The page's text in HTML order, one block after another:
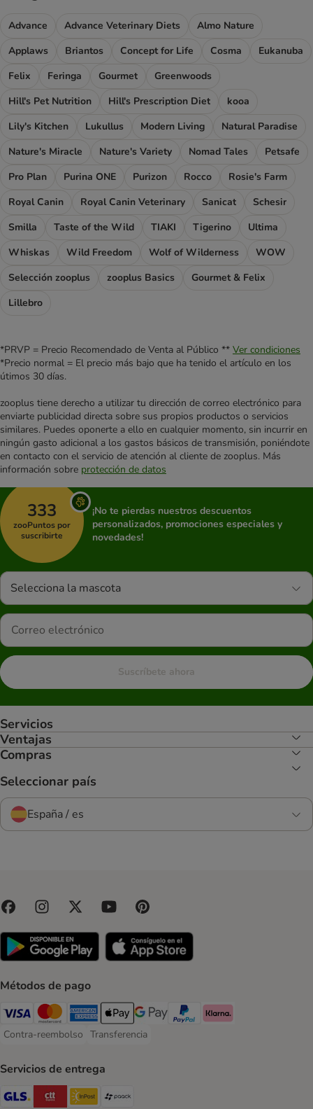
Advance Advance Veterinary Diets
Almo Nature
Applaws
Briantos Concept for Life Cosma
Eukanuba
Felix
Feringa Gourmet
Greenwoods
Hill's Pet Nutrition
Hill's Prescription Diet
kooa
Lily's Kitchen
Lukullus Modern Living
Natural Paradise
Nature's Miracle
Nature's Variety Nomad Tales
Petsafe
Pro Plan
Purina ONE Purizon Rocco
Rosie's Farm
Royal Canin
Royal Canin Veterinary Sanicat
Schesir
Smilla
Taste of the Wild TIAKI Tigerino
Ultima
Whiskas
Wild Freedom Wolf of Wilderness
WOW
Selección zooplus
zooplus Basics
Gourmet & Felix
Lillebro
*PRVP = Precio Recomendado de Venta al Público ** Ver condiciones
*Precio normal = El precio más bajo que ha tenido el artículo en los
útimos 30 días.
zooplus tiene derecho a utilizar tu dirección de correo electrónico para
enviarte publicidad directa sobre sus propios productos o servicios
similares. Puedes oponerte a ello en cualquier momento, sin incurrir en
ningún gasto adicional a los gastos básicos de transmisión, poniéndote
en contacto con el servicio de atención al cliente de zooplus. Más
información sobre protección de datos
333
zooPuntos por
suscribirte
¡No te pierdas nuestros descuentos
personalizados, promociones especiales y
novedades!
Selecciona la mascota
Suscríbete ahora
Servicios
Ventajas
Compras
Seleccionar país
España / es
Métodos de pago
Visa Payment Method
Mastercard Payment Method
American Express Payment Method
Apple Pay Payment Method
Google Pay Payment Method
PayPal Payment Method
Klarna Payment Method
Contra-reembolso
Contra-reembolso Payment Method
Transferencia
Transferencia Payment Method
Servicios de entrega
GLS Shipping Method
CTTExpress Shipping Method
InPost Shipping Method